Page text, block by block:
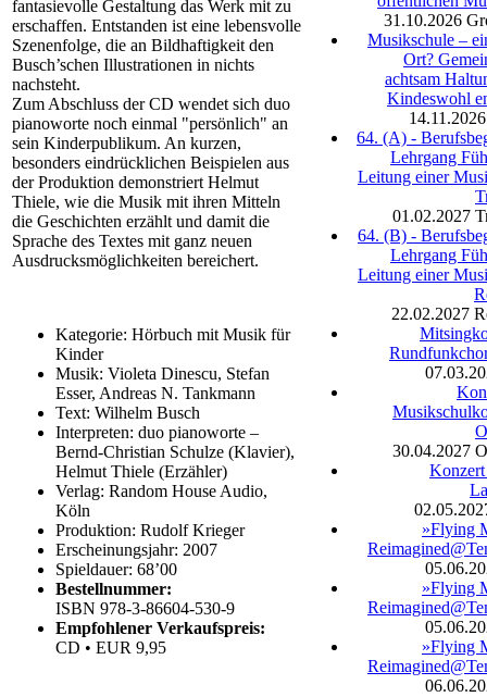
fantasievolle Gestaltung das Werk mit zu
erschaffen. Entstanden ist eine lebensvolle
Szenenfolge, die an Bildhaftigkeit den
Busch’schen Illustrationen in nichts
nachsteht.
Zum Abschluss der CD wendet sich duo
pianoworte noch einmal "persönlich" an
sein Kinderpublikum. An kurzen,
besonders eindrücklichen Beispielen aus
der Produktion demonstriert Helmut
Thiele, wie die Musik mit ihren Mitteln
die Geschichten erzählt und damit die
Sprache des Textes mit ganz neuen
Ausdrucksmöglichkeiten bereichert.
Kategorie: Hörbuch mit Musik für
Kinder
Musik: Violeta Dinescu, Stefan
Esser, Andreas N. Tankmann
Text: Wilhelm Busch
Interpreten: duo pianoworte –
Bernd-Christian Schulze (Klavier),
Helmut Thiele (Erzähler)
Verlag: Random House Audio,
Köln
Produktion: Rudolf Krieger
Erscheinungsjahr: 2007
Spieldauer: 68’00
Bestellnummer:
ISBN 978-3-86604-530-9
Empfohlener Verkaufspreis:
CD • EUR 9,95
31.10.2026
Musikschule –
Ort?
achtsam
Kindeswohl
14.11.2026
64. (A) -
Lehrgang
Leitung einer
01.02.2027
64. (B) -
Lehrgang
Leitung einer
22.02.2027
30.04.2027
»Flying
»Flying
»Flying